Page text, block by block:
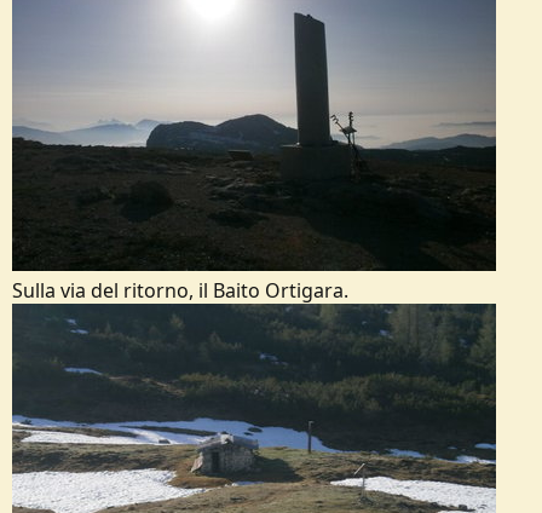
Sulla via del ritorno, il Baito Ortigara.